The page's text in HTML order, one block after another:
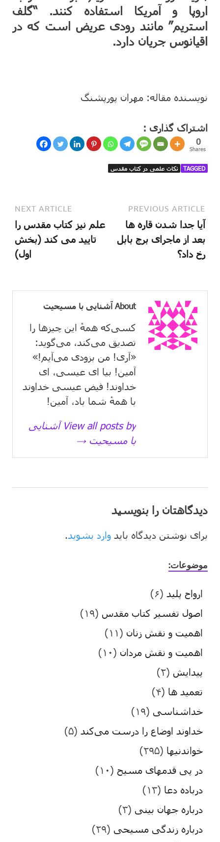
اروپا و آمریکا استفاده کنند. “گلف
استریم” مانند رودی عریض است که در
اقیانوس جریان دارد.
نویسنده مقاله: مهران پورپشنگ
اشتراک گذاری :
0
Shares
TAGGED نکات علمی در کتاب مقدس
PREVIOUS ARTICLE
آیا جدا شدن قاره ها
بعد از ماجرای برج بابل
رخ داد؟
NEXT ARTICLE
علم نیز کتاب مقدس را
تایید می کند (بخش
اول)
About آشنایی با مسیحیت
کسی‌که همهٔ این چیزها را
تصدیق می‌كند، می‌گوید:
«آری! من بزودی می‌آیم!»
آمین! بیا ای عیسی، ای
خداوند! فیض عیسی خداوند
با همهٔ شما باد، آمین!
View all posts by آشنایی
با مسیحیت →
دیدگاهتان را بنویسید
برای نوشتن دیدگاه باید وارد بشوید.
موضوعات:
ارواح پلید (۶)
اصول تفسیر کتاب مقدس (۱۹)
اهمیت و نقش زنان (۱۱)
اهمیت و نقش مردان (۱۰)
پیدایش (۲)
تعمید ها (۴)
خداشناسی (۱۹)
خداوند اوضاع را درست می‌کند (۵)
خواندنیها (۲۹۵)
در پی قدمهای مسیح (۱۰)
درباده دعا (۱۳)
درباره جهان بینی (۳)
درباره زندگی مسیحی (۲۹)